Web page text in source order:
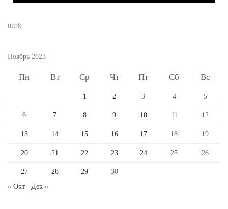
uitrk
Ноябрь 2023
Пн Вт Ср Чт Пт Сб Вс
1 2 3 4 5
6 7 8 9 10 11 12
13 14 15 16 17 18 19
20 21 22 23 24 25 26
27 28 29
30
« Окт
Дек »